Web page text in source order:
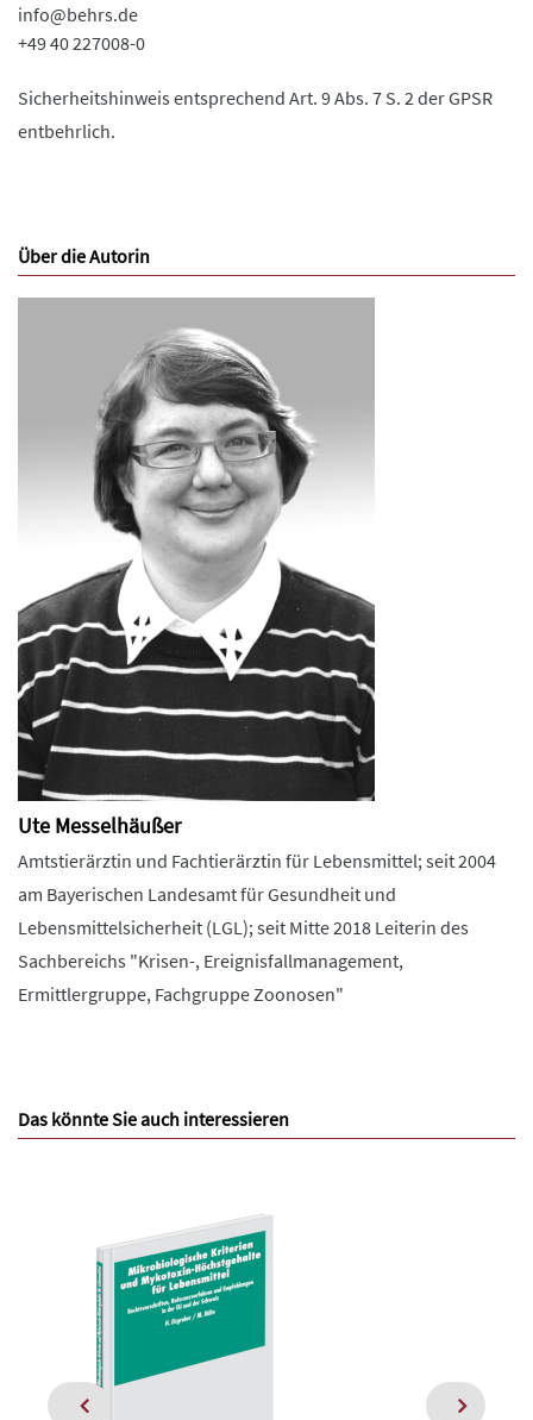
info@behrs.de
+49 40 227008-0
Sicherheitshinweis entsprechend Art. 9 Abs. 7 S. 2 der GPSR
entbehrlich.
Über die Autorin
Ute Messelhäußer
Amtstierärztin und Fachtierärztin für Lebensmittel; seit 2004
am Bayerischen Landesamt für Gesundheit und
Lebensmittelsicherheit (LGL); seit Mitte 2018 Leiterin des
Sachbereichs "Krisen-, Ereignisfallmanagement,
Ermittlergruppe, Fachgruppe Zoonosen"
Das könnte Sie auch interessieren